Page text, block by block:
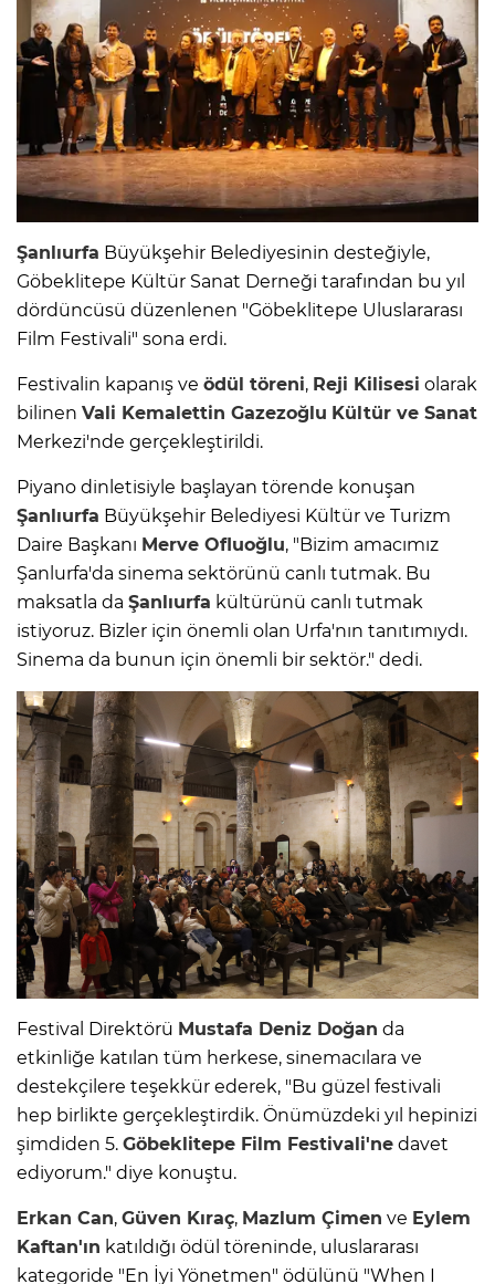
Şanlıurfa Büyükşehir Belediyesinin desteğiyle,
Göbeklitepe Kültür Sanat Derneği tarafından bu yıl
dördüncüsü düzenlenen "Göbeklitepe Uluslararası
Film Festivali" sona erdi.
Festivalin kapanış ve ödül töreni, Reji Kilisesi olarak
bilinen Vali Kemalettin Gazezoğlu Kültür ve Sanat
Merkezi'nde gerçekleştirildi.
Piyano dinletisiyle başlayan törende konuşan
Şanlıurfa Büyükşehir Belediyesi Kültür ve Turizm
Daire Başkanı Merve Ofluoğlu, "Bizim amacımız
Şanlurfa'da sinema sektörünü canlı tutmak. Bu
maksatla da Şanlıurfa kültürünü canlı tutmak
istiyoruz. Bizler için önemli olan Urfa'nın tanıtımıydı.
Sinema da bunun için önemli bir sektör." dedi.
Festival Direktörü Mustafa Deniz Doğan da
etkinliğe katılan tüm herkese, sinemacılara ve
destekçilere teşekkür ederek, "Bu güzel festivali
hep birlikte gerçekleştirdik. Önümüzdeki yıl hepinizi
şimdiden 5. Göbeklitepe Film Festivali'ne davet
ediyorum." diye konuştu.
Erkan Can, Güven Kıraç, Mazlum Çimen ve Eylem
Kaftan'ın katıldığı ödül töreninde, uluslararası
kategoride "En İyi Yönetmen" ödülünü "When I